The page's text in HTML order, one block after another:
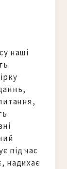
наші
під час
надихає